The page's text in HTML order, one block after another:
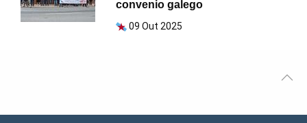
convenio galego
09 Out 2025